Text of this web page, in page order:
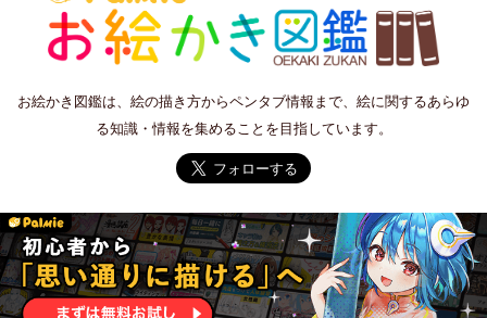
お絵かき図鑑は、絵の描き方からペンタブ情報まで、絵に関するあらゆ
る知識・情報を集めることを目指しています。